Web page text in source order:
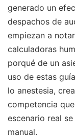
generado un
despachos de
empiezan a
calculadoras
porqué de un
uso de estas
lo anestesia,
competencia
escenario real
manual.